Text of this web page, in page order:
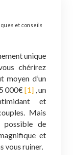
et conseils
unique
chérirez
moyen d’un
000€[1] , un
et
Mais
de
et
vous ruiner.